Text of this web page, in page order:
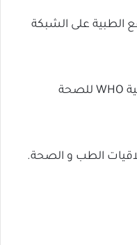
الطبية على الشبكة
معايير منظمة الصحة العالمية WHO للصحة
الطب و الصحة.